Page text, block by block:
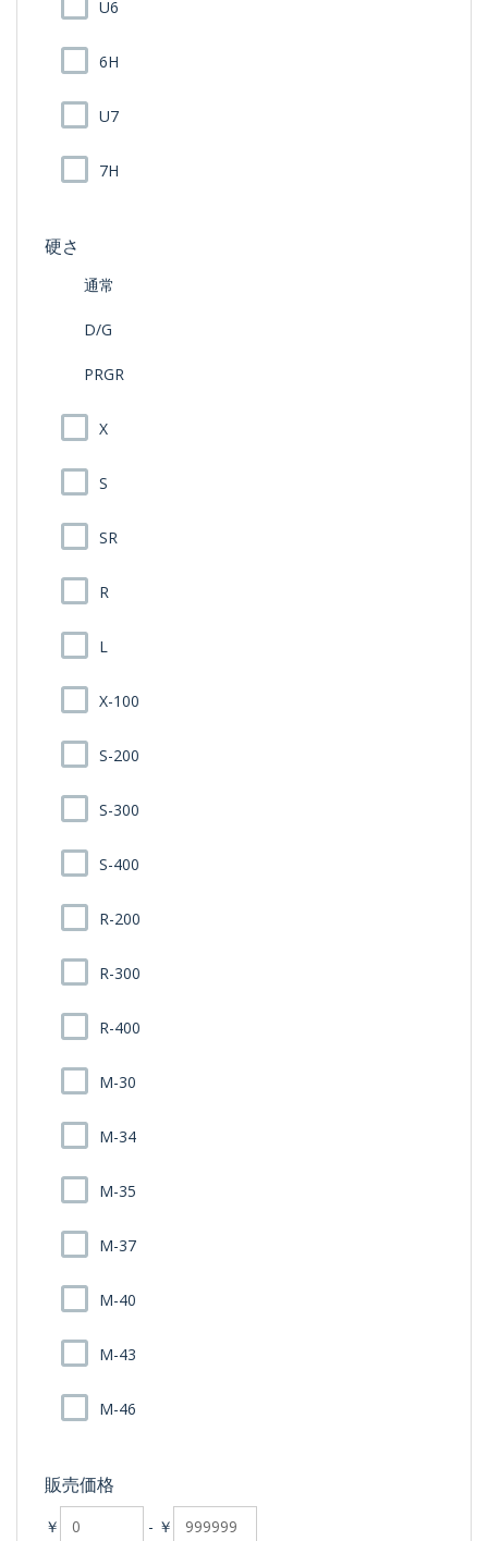
U6
6H
U7
7H
硬さ
通常
D/G
PRGR
X
S
SR
R
L
X-100
S-200
S-300
S-400
R-200
R-300
R-400
M-30
M-34
M-35
M-37
M-40
M-43
M-46
販売価格
￥ - ￥